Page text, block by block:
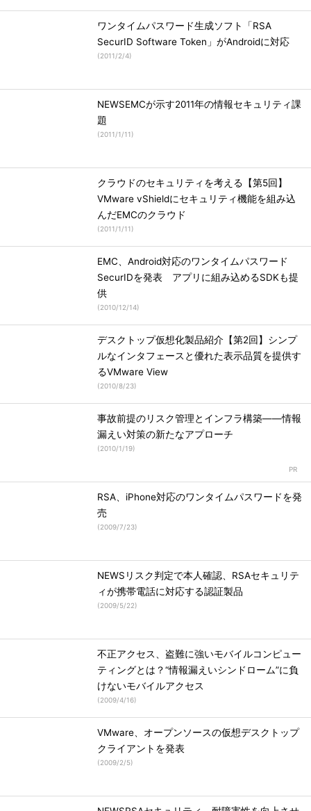
ワンタイムパスワード生成ソフト「RSA
SecurID Software Token」がAndroidに対応
(2011/2/4)
NEWSEMCが示す2011年の情報セキュリティ課
題
(2011/1/11)
クラウドのセキュリティを考える【第5回】
VMware vShieldにセキュリティ機能を組み込
んだEMCのクラウド
(2011/1/11)
EMC、Android対応のワンタイムパスワード
SecurIDを発表 アプリに組み込めるSDKも提
供
(2010/12/14)
デスクトップ仮想化製品紹介【第2回】シンプ
ルなインタフェースと優れた表示品質を提供す
るVMware View
(2010/8/23)
事故前提のリスク管理とインフラ構築――情報
漏えい対策の新たなアプローチ
(2010/1/19)
RSA、iPhone対応のワンタイムパスワードを発
売
(2009/7/23)
NEWSリスク判定で本人確認、RSAセキュリテ
ィが携帯電話に対応する認証製品
(2009/5/22)
不正アクセス、盗難に強いモバイルコンピュー
ティングとは？“情報漏えいシンドローム”に負
けないモバイルアクセス
(2009/4/16)
VMware、オープンソースの仮想デスクトップ
クライアントを発表
(2009/2/5)